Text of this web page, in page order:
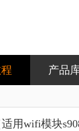
产品
用wifi模块